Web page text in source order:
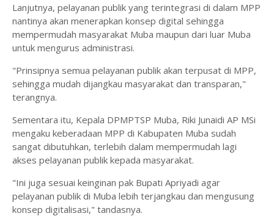
Lanjutnya, pelayanan publik yang terintegrasi di dalam MPP
nantinya akan menerapkan konsep digital sehingga
mempermudah masyarakat Muba maupun dari luar Muba
untuk mengurus administrasi.
"Prinsipnya semua pelayanan publik akan terpusat di MPP,
sehingga mudah dijangkau masyarakat dan transparan,"
terangnya.
Sementara itu, Kepala DPMPTSP Muba, Riki Junaidi AP MSi
mengaku keberadaan MPP di Kabupaten Muba sudah
sangat dibutuhkan, terlebih dalam mempermudah lagi
akses pelayanan publik kepada masyarakat.
"Ini juga sesuai keinginan pak Bupati Apriyadi agar
pelayanan publik di Muba lebih terjangkau dan mengusung
konsep digitalisasi," tandasnya.